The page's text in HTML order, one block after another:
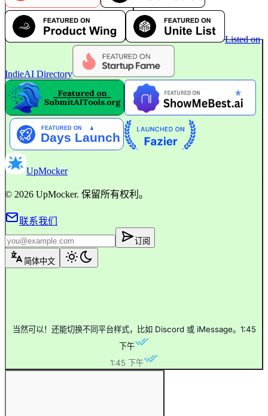
能自定义名字和头像吗？
1:44 下午
当然可以！还能切换不同平台样式，比如 Discord 或 iMessage。 1:45
下午
1:45 下午
Listed on
IndieAI Directory
UpMocker
© 2026 UpMocker. 保留所有权利。
联系我们
订阅
简体中文